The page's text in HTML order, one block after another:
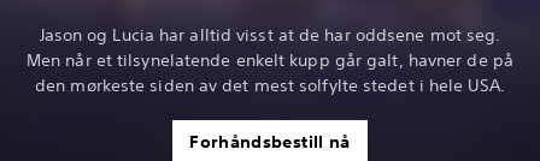
Jason og Lucia har alltid visst at de har oddsene mot seg.
Men når et tilsynelatende enkelt kupp går galt, havner de på
den mørkeste siden av det mest solfylte stedet i hele USA.
Forhåndsbestill nå